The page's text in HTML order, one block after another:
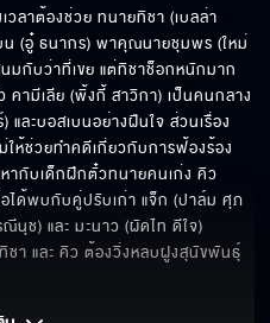
ษา EP.12
ษา EP.13
ษา EP.14
ลาต้องช่วย ทนายทิชา (เบลล่า
(อู๋ ธนากร) พาคุณนายชุมพร (ใหม่
มกับว่าที่เขย แต่ทิชาช็อกหนักมาก
คามีเลีย (พิ้งกี้ สาวิกา) เป็นคนกลาง
และบอสเบนอย่างฝืนใจ ส่วนเรื่อง
ห้ช่วยทำคดีเกี่ยวกับการฟ้องร้อง
ากับเด็กฝึกตั๋วทนายคนเก่ง คิว
ได้พบกับคู่ปรับเก่า แจ็ก (ปาล์ม ศุภ
นุช) และ มะนาว (ผัดไท ดีใจ)
ชา และ คิว ต้องวิ่งหลบฝูงสุนัขพันธุ์